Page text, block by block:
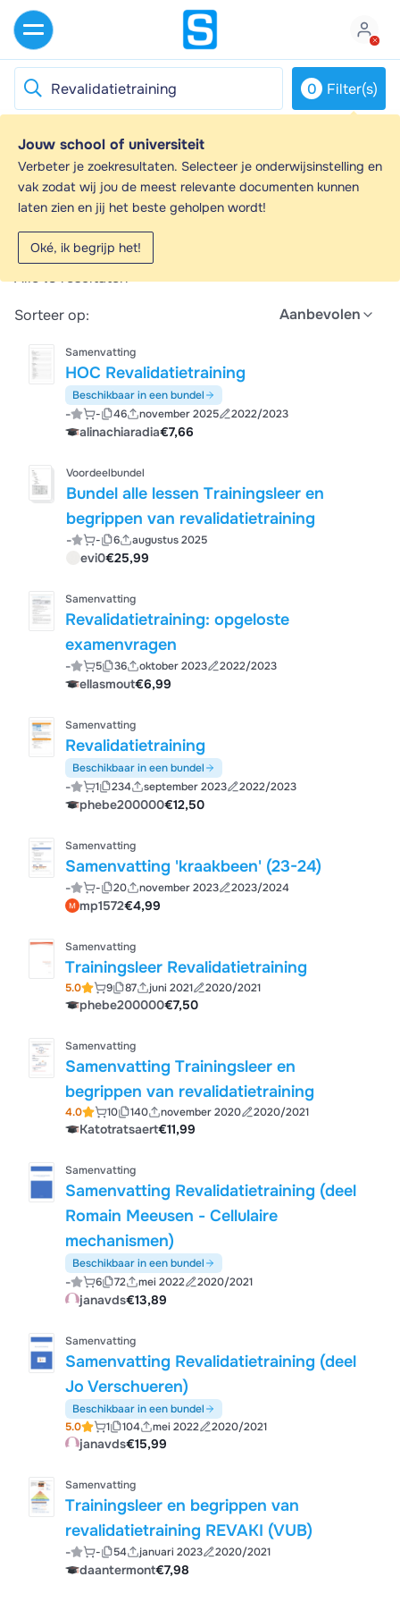
0 Filter(s)
Jouw school of universiteit
Verbeter je zoekresultaten. Selecteer je onderwijsinstelling en
vak zodat wij jou de meest relevante documenten kunnen
laten zien en jij het beste geholpen wordt!
Oké, ik begrijp het!
Revalidatietraining - Samenvattingen en
Aantekeningen
Op zoek naar een samenvatting over
Revalidatietraining? Op deze pagina vind je 19
samenvattingen over Revalidatietraining.
Alle19resultaten
Sorteer op:
Aanbevolen
Samenvatting
HOC Revalidatietraining
Beschikbaar in een bundel
- - 46 november 2025 2022/2023
alinachiaradia€7,66
Voordeelbundel
Bundel alle lessen Trainingsleer en
begrippen van revalidatietraining
- - 6 augustus 2025
evi0€25,99
Samenvatting
Revalidatietraining: opgeloste
examenvragen
- 5 36 oktober 2023 2022/2023
ellasmout€6,99
Samenvatting
Revalidatietraining
Beschikbaar in een bundel
- 1 234 september 2023 2022/2023
phebe200000€12,50
Samenvatting
Samenvatting 'kraakbeen' (23-24)
- - 20 november 2023 2023/2024
mp1572€4,99
Samenvatting
Trainingsleer Revalidatietraining
5.0 9 87 juni 2021 2020/2021
phebe200000€7,50
Samenvatting
Samenvatting Trainingsleer en
begrippen van revalidatietraining
4.0 10 140 november 2020 2020/2021
Katotratsaert€11,99
Samenvatting
Samenvatting Revalidatietraining (deel
Romain Meeusen - Cellulaire
mechanismen)
Beschikbaar in een bundel
- 6 72 mei 2022 2020/2021
janavds€13,89
Samenvatting
Samenvatting Revalidatietraining (deel
Jo Verschueren)
Beschikbaar in een bundel
5.0
1 104 mei 2022 2020/2021
janavds€15,99
Samenvatting
Trainingsleer en begrippen van
revalidatietraining REVAKI (VUB)
- - 54 januari 2023 2020/2021
daantermont€7,98